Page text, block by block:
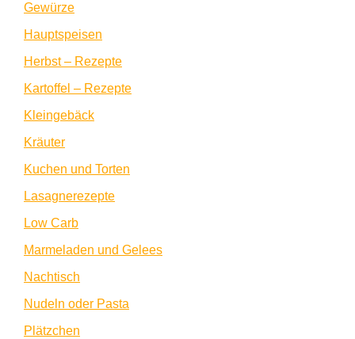
Gewürze
Hauptspeisen
Herbst – Rezepte
Kartoffel – Rezepte
Kleingebäck
Kräuter
Kuchen und Torten
Lasagnerezepte
Low Carb
Marmeladen und Gelees
Nachtisch
Nudeln oder Pasta
Plätzchen